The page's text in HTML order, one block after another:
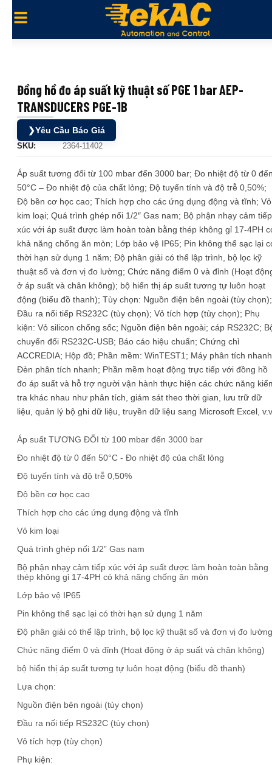
Đồng hồ đo áp suất kỹ thuật số PGE 1 bar AEP-
TRANSDUCERS PGE-1B
❯Yêu Cầu Báo Giá
SKU: 2364-11402
Áp suất tương đối từ 100 mbar đến 3000 bar; Đo nhiệt độ từ 0
50°C – Đo nhiệt độ của chất lỏng; Độ tuyến tính và độ trễ 0,50%;
Độ bền cơ học cao; Thích hợp cho các ứng dụng động và tĩnh; Vỏ
kim loại; Quá trình ghép nối 1/2″ Gas nam; Bộ phận nhạy cảm tiếp
xúc với áp suất được làm hoàn toàn bằng thép không gỉ 17-4PH
khả năng chống ăn mòn; Lớp bảo vệ IP65; Pin không thể sạc lại
thời hạn sử dụng 1 năm; Độ phân giải có thể lập trình, bộ lọc kỹ
thuật số và đơn vị đo lường; Chức năng điểm 0 và đỉnh (Hoạt
ở áp suất và chân không); bộ hiển thị áp suất tương tự luôn hoạt
động (biểu đồ thanh); Tùy chọn: Nguồn điện bên ngoài (tùy chọn);
Đầu ra nối tiếp RS232C (tùy chọn); Vỏ tích hợp (tùy chọn); Phụ
kiện: Vỏ silicon chống sốc; Nguồn điện bên ngoài; cáp RS232C;
chuyển đổi RS232C-USB; Báo cáo hiệu chuẩn; Chứng chỉ
ACCREDIA; Hộp đồ; Phần mềm: WinTEST1; Máy phân tích
Đèn phân tích nhanh; Phần mềm hoạt động trực tiếp với đồng hồ
đo áp suất và hỗ trợ người vận hành thực hiện các chức năng
tra khác nhau như phân tích, giám sát theo thời gian, lưu trữ dữ
liệu, quản lý bộ ghi dữ liệu, truyền dữ liệu sang Microsoft Excel,
Áp suất TƯƠNG ĐỐI từ 100 mbar đến 3000 bar
Đo nhiệt độ từ 0 đến 50°C - Đo nhiệt độ của chất lỏng
Độ tuyến tính và độ trễ 0,50%
Độ bền cơ học cao
Thích hợp cho các ứng dụng động và tĩnh
Vỏ kim loại
Quá trình ghép nối 1/2” Gas nam
Bộ phận nhạy cảm tiếp xúc với áp suất được làm hoàn toàn bằng
thép không gỉ 17-4PH có khả năng chống ăn mòn
Lớp bảo vệ IP65
Pin không thể sạc lại có thời hạn sử dụng 1 năm
Độ phân giải có thể lập trình, bộ lọc kỹ thuật số và đơn vị đo lường
Chức năng điểm 0 và đỉnh (Hoạt động ở áp suất và chân không)
bộ hiển thị áp suất tương tự luôn hoạt động (biểu đồ thanh)
Lựa chọn:
Nguồn điện bên ngoài (tùy chọn)
Đầu ra nối tiếp RS232C (tùy chọn)
Vỏ tích hợp (tùy chọn)
Phụ kiện: